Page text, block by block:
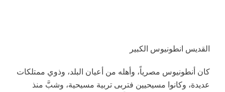
القديس انطونيوس الكبير
كان أنطونيوس مصرياً، وأهله من أعيان البلد، وذوي ممتلكات
عديدة، وكانوا مسيحيين فتربى تربية مسيحية، وشبَّ منذ